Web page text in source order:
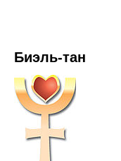
Биэль-тан